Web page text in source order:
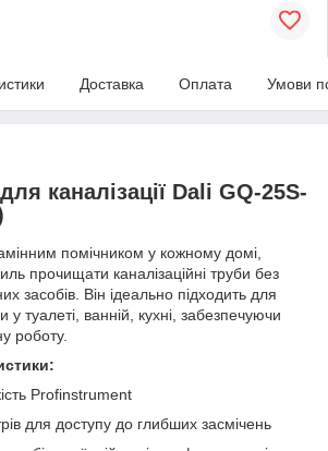
Доставка Оплата Умови
каналізації Dali GQ-25S-
помічником у кожному домі,
прочищати каналізаційні труби без
засобів. Він ідеально підходить для
у туалеті, ванній, кухні, забезпечуючи
роботу.
Profinstrument
для доступу до глибших засмічень